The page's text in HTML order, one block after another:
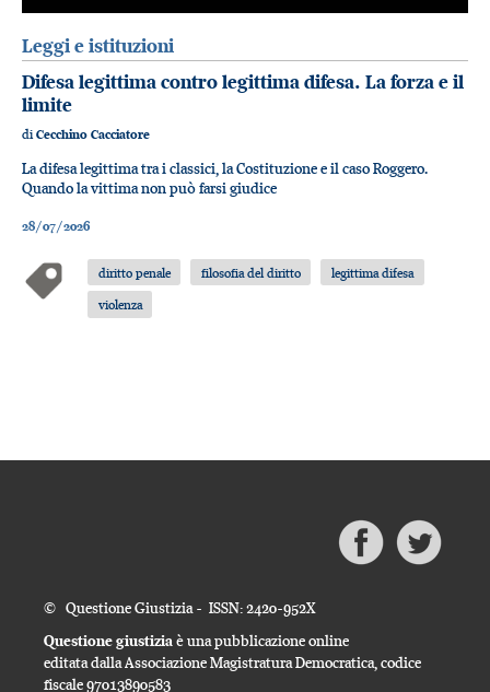
Leggi e istituzioni
Difesa legittima contro legittima difesa. La forza e il
limite
diCecchino Cacciatore
La difesa legittima tra i classici, la Costituzione e il caso Roggero.
Quando la vittima non può farsi giudice
28/07/2026
diritto penale filosofia del diritto
legittima difesa
violenza
© Questione Giustizia - ISSN: 2420-952X
Questione giustiziaè una pubblicazione online
editata dalla Associazione Magistratura Democratica, codice
fiscale 97013890583